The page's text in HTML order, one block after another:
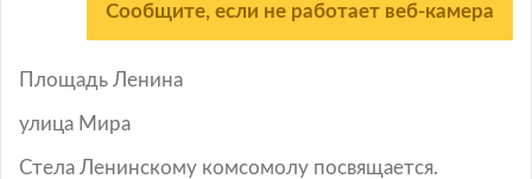
Сообщите, если не работает веб-камера
Площадь Ленина
улица Мира
Стела Ленинскому комсомолу посвящается.